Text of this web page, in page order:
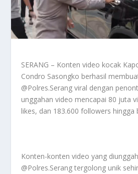
SERANG – Konten video kocak
Condro Sasongko berhasil
@Polres.Serang viral dengan
unggahan video mencapai 80 juta
likes, dan 183.600 followers hingga
Konten-konten video yang
@Polres.Serang tergolong unik